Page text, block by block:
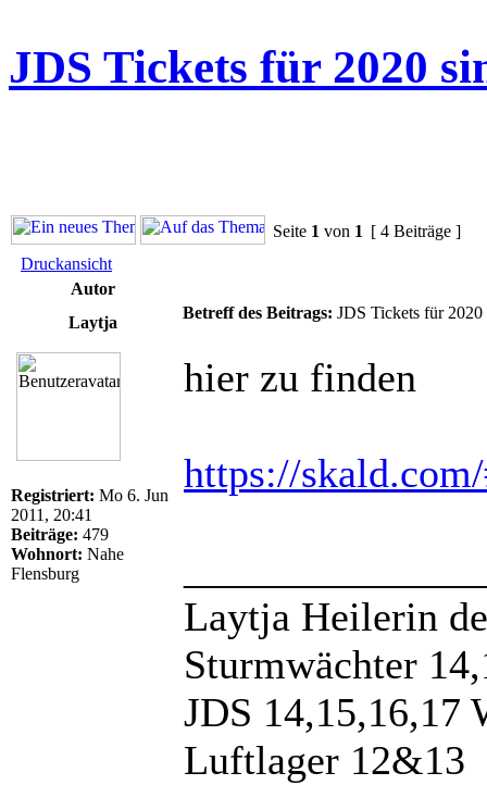
JDS Tickets für 2020
Seite 1 von 1 [ 4 Beiträge ]
Druckansicht
Autor
Laytja
Betreff des Beitrags: JDS Tickets für
Registriert: Mo 6. Jun
2011, 20:41
Beiträge: 479
Wohnort: Nahe
Flensburg
hier zu finden
https://
Laytja Heilerin
Sturmwächter
JDS 14,15,16,17
Luftlager 12&13